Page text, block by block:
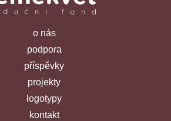
o nás
podpora
příspěvky
projekty
logotypy
kontakt